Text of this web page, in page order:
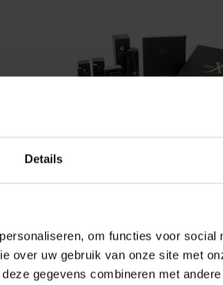
Details
om functies voor social
over uw gebruik van onze site met
gegevens combineren met
Lash eXtend Kits